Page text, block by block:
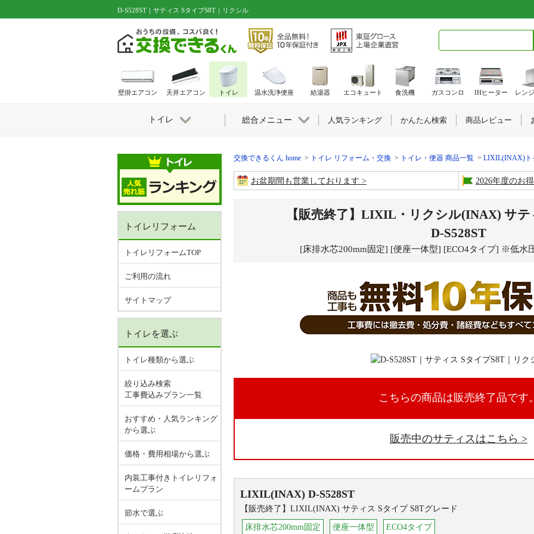
D-S528ST｜サティス SタイプS8T｜リクシル
交換できるくん home トイレ リフォーム・交換 トイレ・便器 商品一覧 LIXIL(INAX)ト
お盆期間も営業しております 2026年度のお
【販売終了】LIXIL・リクシル(INAX) サテ
D-S528ST
[床排水芯200mm固定] [便座一体型] [ECO4タイプ] ※低水
こちらの商品は販売終了品です
販売中のサティスはこちら
LIXIL(INAX) D-S528ST
【販売終了】LIXIL(INAX) サティス Sタイプ S8Tグレード
床排水芯200mm固定 便座一体型 ECO4タイプ
トイレリフォーム
トイレリフォームTOP
ご利用の流れ
サイトマップ
トイレを選ぶ
トイレ種類から選ぶ
絞り込み検索
工事費込みプラン一覧
おすすめ・人気ランキング
から選ぶ
価格・費用相場から選ぶ
内装工事付きトイレリフォ
ームプラン
節水で選ぶ
壁掛エアコン 天井エアコン トイレ 温水洗浄便座 給湯器 エコキュート 食洗機 ガスコンロ IHヒーター レン
トイレ 総合メニュー 人気ランキング かんたん検索 商品レビュー